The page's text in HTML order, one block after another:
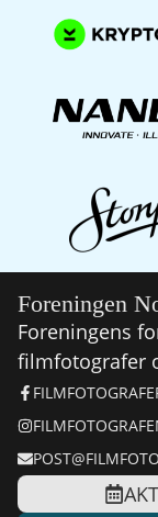
Foreningen
Foreningens
filmfotografer